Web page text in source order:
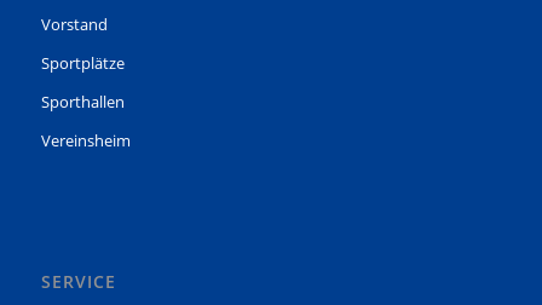
Vorstand
Sportplätze
Sporthallen
Vereinsheim
SERVICE